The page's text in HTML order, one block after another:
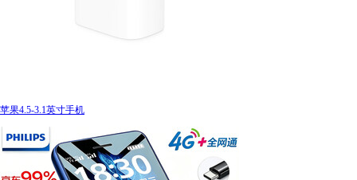
苹果4.5-3.1英寸手机